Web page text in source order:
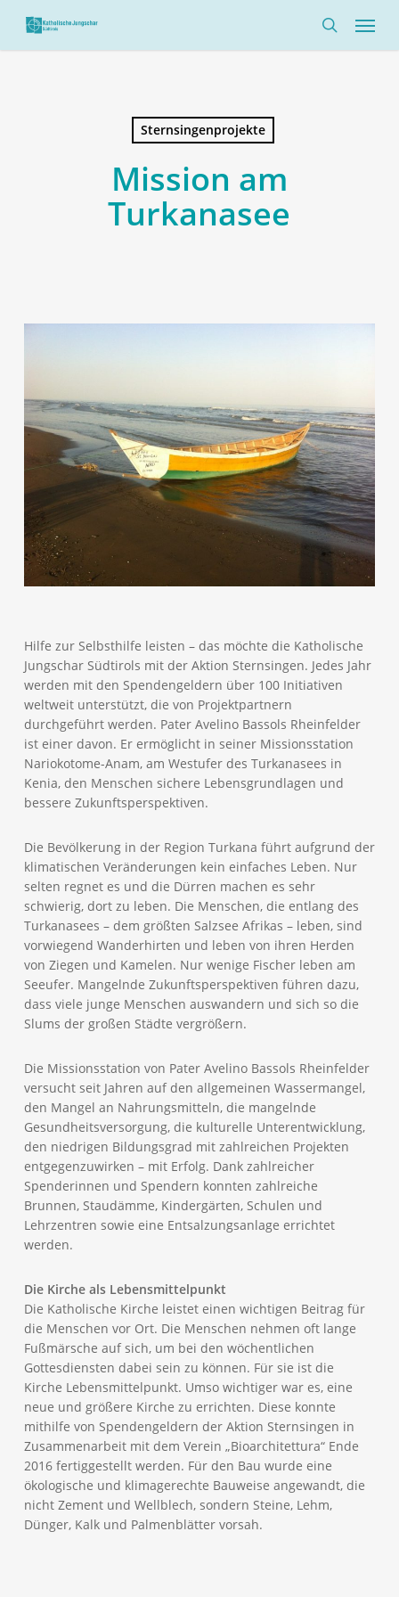
main
Menü
Sternsingenprojekte
Mission am
Turkanasee
Hilfe zur Selbsthilfe leisten – das möchte die Katholische
Jungschar Südtirols mit der Aktion Sternsingen. Jedes Jahr
werden mit den Spendengeldern über 100 Initiativen
weltweit unterstützt, die von Projektpartnern
durchgeführt werden. Pater Avelino Bassols Rheinfelder
ist einer davon. Er ermöglicht in seiner Missionsstation
Nariokotome-Anam, am Westufer des Turkanasees in
Kenia, den Menschen sichere Lebensgrundlagen und
bessere Zukunftsperspektiven.
Die Bevölkerung in der Region Turkana führt aufgrund der
klimatischen Veränderungen kein einfaches Leben. Nur
selten regnet es und die Dürren machen es sehr
schwierig, dort zu leben. Die Menschen, die entlang des
Turkanasees – dem größten Salzsee Afrikas – leben, sind
vorwiegend Wanderhirten und leben von ihren Herden
von Ziegen und Kamelen. Nur wenige Fischer leben am
Seeufer. Mangelnde Zukunftsperspektiven führen dazu,
dass viele junge Menschen auswandern und sich so die
Slums der großen Städte vergrößern.
Die Missionsstation von Pater Avelino Bassols Rheinfelder
versucht seit Jahren auf den allgemeinen Wassermangel,
den Mangel an Nahrungsmitteln, die mangelnde
Gesundheitsversorgung, die kulturelle Unterentwicklung,
den niedrigen Bildungsgrad mit zahlreichen Projekten
entgegenzuwirken – mit Erfolg. Dank zahlreicher
Spenderinnen und Spendern konnten zahlreiche
Brunnen, Staudämme, Kindergärten, Schulen und
Lehrzentren sowie eine Entsalzungsanlage errichtet
werden.
Die Kirche als Lebensmittelpunkt
Die Katholische Kirche leistet einen wichtigen Beitrag für
die Menschen vor Ort. Die Menschen nehmen oft lange
Fußmärsche auf sich, um bei den wöchentlichen
Gottesdiensten dabei sein zu können. Für sie ist die
Kirche Lebensmittelpunkt. Umso wichtiger war es, eine
neue und größere Kirche zu errichten. Diese konnte
mithilfe von Spendengeldern der Aktion Sternsingen in
Zusammenarbeit mit dem Verein „Bioarchitettura“ Ende
2016 fertiggestellt werden. Für den Bau wurde eine
ökologische und klimagerechte Bauweise angewandt, die
nicht Zement und Wellblech, sondern Steine, Lehm,
Dünger, Kalk und Palmenblätter vorsah.